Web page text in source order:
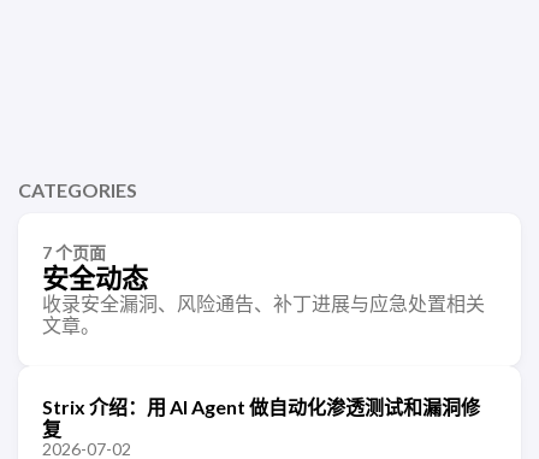
CATEGORIES
7 个页面
安全动态
收录安全漏洞、风险通告、补丁进展与应急处置相关
文章。
Strix 介绍：用 AI Agent 做自动化渗透测试和漏洞修
复
2026-07-02